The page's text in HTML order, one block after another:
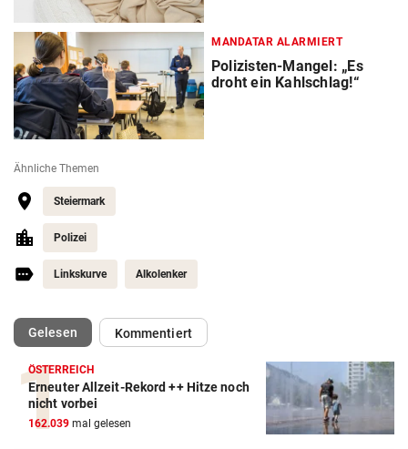
MANDATAR ALARMIERT
Polizisten-Mangel: „Es
droht ein Kahlschlag!“
Ähnliche Themen
Steiermark
Polizei
Linkskurve Alkolenker
Gelesen(ausgewählt)Kommentiert
ÖSTERREICH
Erneuter Allzeit-Rekord ++ Hitze noch
nicht vorbei
162.039 mal gelesen